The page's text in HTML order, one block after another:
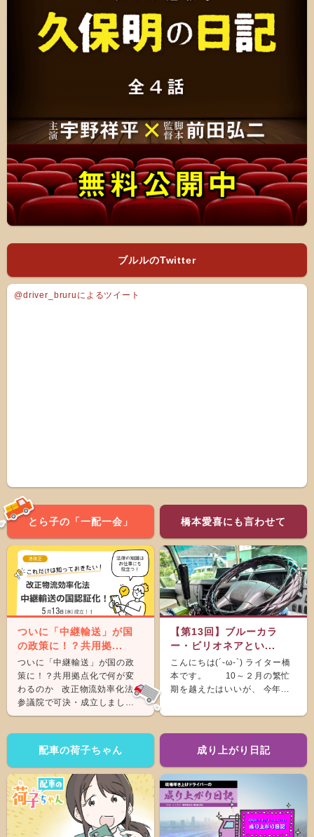
ブルルのTwitter
@driver_bruruによるツイート
とら子の「一配一会」
ついに「中継輸送」が国
の政策に！？共用拠...
ついに「中継輸送」が国の政
策に！？共用拠点化で何が変
わるのか 改正物流効率化法が
参議院で可決・成立しまし
た。 &nb...
橋本愛喜にも言わせて
【第13回】ブルーカラ
ー・ビリオネアとい...
こんにちは(´-ω-`) ライター橋
本です。 10～２月の繁忙
期を越えたはいいが、 今年...
配車の荷子ちゃん 成り上がり日記